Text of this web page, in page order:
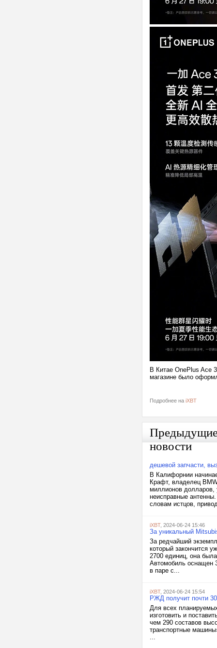
В Китае OnePlus Ace
магазине было
Подробнее на iXBT
новости
дешевой запчасти,
В Калифорнии
Крафт, владелец
миллионов долларов,
неисправные
словам истцов,
iXBT, 2024-06-24 15:46
За уникальный
За редчайший
который закончится
2700 единиц, она
Автомобиль оснащен
в паре с...
iXBT, 2024-06-24 15:54
РЖД получит почти
Для всех
изготовить и
чем 290 составов
транспортные
...